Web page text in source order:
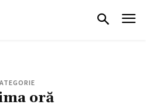
oră